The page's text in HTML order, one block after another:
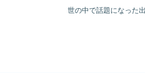
世の中で話題になった